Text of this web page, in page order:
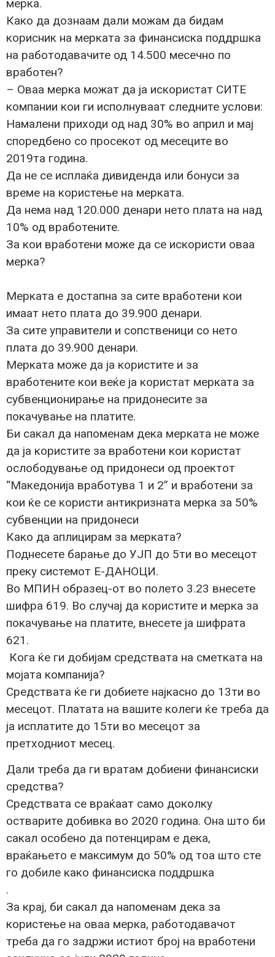
мерка.
Како да дознаам дали можам да бидам
корисник на мерката за финансиска поддршка
на работодавачите од 14.500 месечно по
вработен?
– Оваа мерка можат да ја искористат СИТЕ
компании кои ги исполнуваат следните услови:
Намалени приходи од над 30% во април и мај
споредбено со просекот од месеците во
2019та година.
Да не се исплаќа дивиденда или бонуси за
време на користење на мерката.
Да нема над 120.000 денари нето плата на над
10% од вработените.
За кои вработени може да се искористи оваа
мерка?
Мерката е достапна за сите вработени кои
имаат нето плата до 39.900 денари.
За сите управители и сопственици со нето
плата до 39.900 денари.
Мерката може да ја користите и за
вработените кои веќе ја користат мерката за
субвенционирање на придонесите за
покачување на платите.
Би сакал да напоменам дека мерката не може
да ја користите за вработени кои користат
ослободување од придонеси од проектот
“Македонија вработува 1 и 2” и вработени за
кои ќе се користи антикризната мерка за 50%
субвенции на придонеси
Како да аплицирам за мерката?
Поднесете барање до УЈП до 5ти во месецот
преку системот Е-ДАНОЦИ.
Во МПИН образец-от во полето 3.23 внесете
шифра 619. Во случај да користите и мерка за
покачување на платите, внесете ја шифрата
621.
Кога ќе ги добијам средствата на сметката на
мојата компанија?
Средствата ќе ги добиете најкасно до 13ти во
месецот. Платата на вашите колеги ќе треба да
ја исплатите до 15ти во месецот за
претходниот месец.
Дали треба да ги вратам добиени финансиски
средства?
Средствата се враќаат само доколку
остварите добивка во 2020 година. Она што би
сакал особено да потенцирам е дека,
враќањето е максимум до 50% од тоа што сте
го добиле како финансиска поддршка
.
За крај, би сакал да напоменам дека за
користење на оваа мерка, работодавачот
треба да го задржи истиот број на вработени